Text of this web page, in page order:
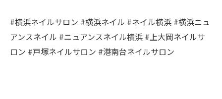
#横浜ネイルサロン #横浜ネイル #ネイル横浜 #横浜ニュ
アンスネイル #ニュアンスネイル横浜 #上大岡ネイルサ
ロン #戸塚ネイルサロン #港南台ネイルサロン